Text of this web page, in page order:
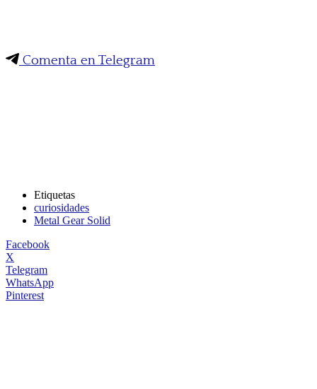
Comenta en Telegram
Etiquetas
curiosidades
Metal Gear Solid
Facebook
X
Telegram
WhatsApp
Pinterest